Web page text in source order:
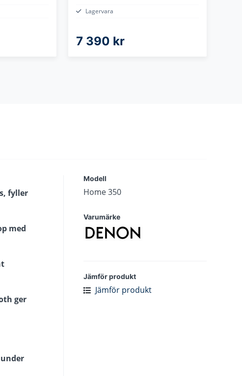
Lagervara
7 390 kr
fyller
med
ger
Modell
Home 350
Varumärke
Jämför produkt
Jämför produkt